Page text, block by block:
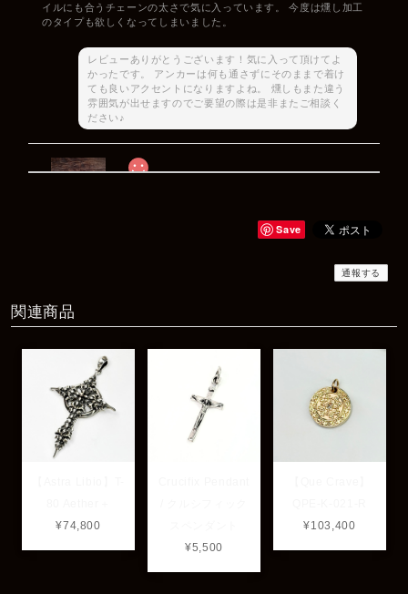
イルにも合うチェーンの太さで気に入っています。 今度は燻し加工
のタイプも欲しくなってしまいました。
レビューありがとうございます！気に入って頂けてよ
かったです。 アンカーは何も通さずにそのままで着け
ても良いアクセントになりますよね。 燻しもまた違う
雰囲気が出せますのでご要望の際は是非またご相談く
ださい♪
Save
通報する
関連商品
¥74,800
¥5,500
¥103,400